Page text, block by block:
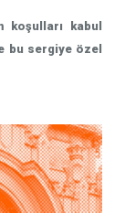
koşulları kabul
bu sergiye özel